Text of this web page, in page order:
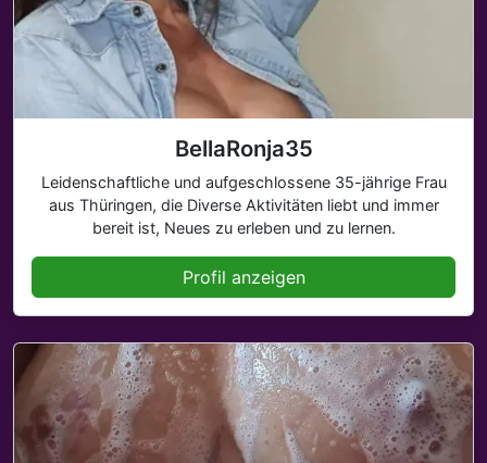
BellaRonja35
Leidenschaftliche und aufgeschlossene 35-jährige Frau
aus Thüringen, die Diverse Aktivitäten liebt und immer
bereit ist, Neues zu erleben und zu lernen.
Profil anzeigen